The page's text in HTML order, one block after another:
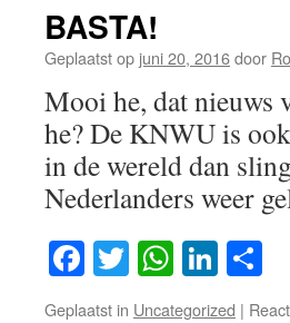
BASTA!
Geplaatst op juni 20, 2016door
Mooi he, dat nieuws
he? De KNWU is
in de wereld dan
Nederlanders weer
Facebook
Twitter
Geplaatst in Uncategorized |